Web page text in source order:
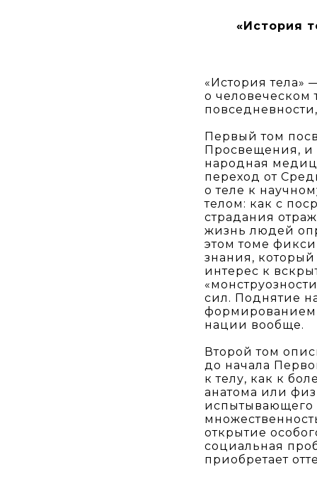
«История
«История тела»
о человеческом
Первый том
Просвещения, и
народная
переход от
о теле к
телом: как с
страдания
жизнь людей
этом томе
знания,
интерес к
сил. Поднятие
формированием
нации вообще.
Второй том
до начала
к телу, как к
анатома или
испытывающего
открытие
социальная
приобретает